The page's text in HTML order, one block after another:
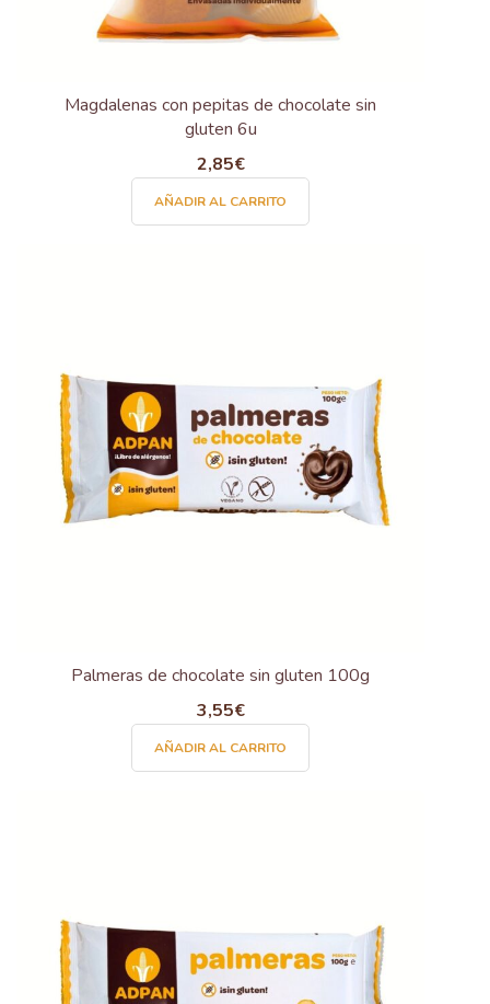
Magdalenas con pepitas de chocolate sin
gluten 6u
2,85€
AÑADIR AL CARRITO
Palmeras de chocolate sin gluten 100g
3,55€
AÑADIR AL CARRITO